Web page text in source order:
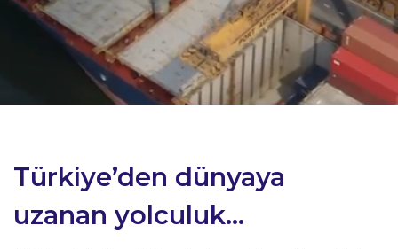
Türkiye’den dünyaya
uzanan yolculuk...